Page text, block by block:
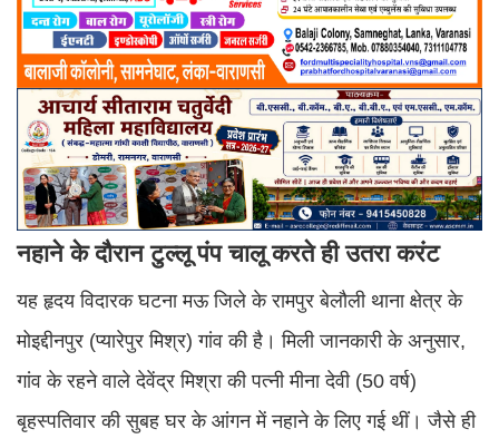
नहाने के दौरान टुल्लू पंप चालू करते ही उतरा करंट
यह हृदय विदारक घटना मऊ जिले के रामपुर बेलौली थाना क्षेत्र के
मोइद्दीनपुर (प्यारेपुर मिश्र) गांव की है। मिली जानकारी के अनुसार,
गांव के रहने वाले देवेंद्र मिश्रा की पत्नी मीना देवी (50 वर्ष)
बृहस्पतिवार की सुबह घर के आंगन में नहाने के लिए गई थीं। जैसे ही